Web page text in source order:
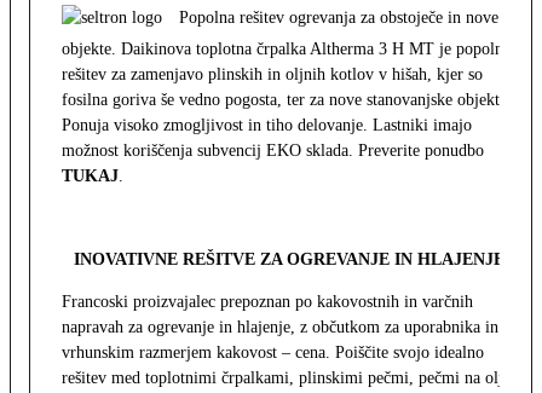
Popolna rešitev ogrevanja za obstoječe in nove
objekte. Daikinova toplotna črpalka Altherma 3 H MT je popolna
rešitev za zamenjavo plinskih in oljnih kotlov v hišah, kjer so
fosilna goriva še vedno pogosta, ter za nove stanovanjske objekte.
Ponuja visoko zmogljivost in tiho delovanje. Lastniki imajo
možnost koriščenja subvencij EKO sklada. Preverite ponudbo
TUKAJ.
INOVATIVNE REŠITVE ZA OGREVANJE IN HLAJENJE
Francoski proizvajalec prepoznan po kakovostnih in varčnih
napravah za ogrevanje in hlajenje, z občutkom za uporabnika in z
vrhunskim razmerjem kakovost – cena. Poiščite svojo idealno
rešitev med toplotnimi črpalkami, plinskimi pečmi, pečmi na olje